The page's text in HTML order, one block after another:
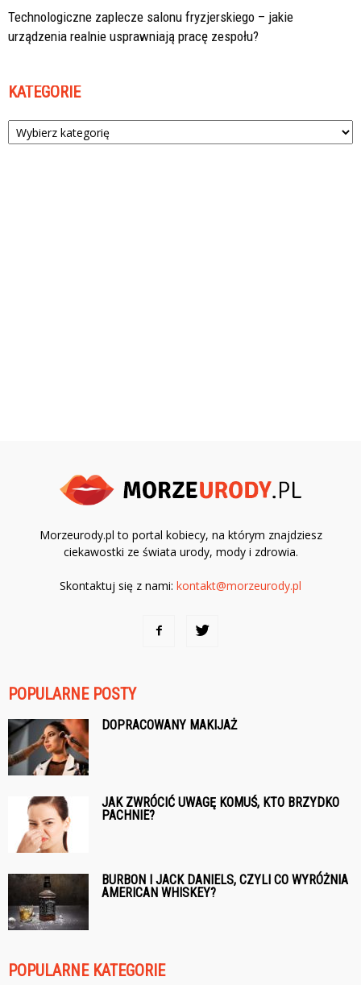
Technologiczne zaplecze salonu fryzjerskiego – jakie
urządzenia realnie usprawniają pracę zespołu?
KATEGORIE
Kategorie
Morzeurody.pl to portal kobiecy, na którym znajdziesz
ciekawostki ze świata urody, mody i zdrowia.
Skontaktuj się z nami: kontakt@morzeurody.pl
POPULARNE POSTY
DOPRACOWANY MAKIJAŻ
JAK ZWRÓCIĆ UWAGĘ KOMUŚ, KTO BRZYDKO
PACHNIE?
BURBON I JACK DANIELS, CZYLI CO WYRÓŻNIA
AMERICAN WHISKEY?
POPULARNE KATEGORIE